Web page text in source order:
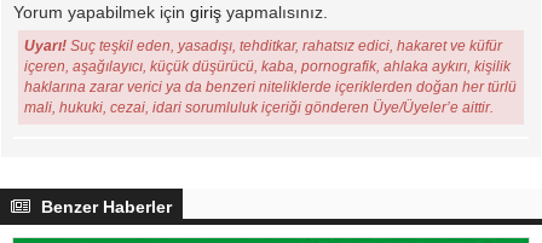
Yorum yapabilmek için giriş yapmalısınız.
Uyarı! Suç teşkil eden, yasadışı, tehditkar, rahatsız edici, hakaret ve küfür
içeren, aşağılayıcı, küçük düşürücü, kaba, pornografik, ahlaka aykırı, kişilik
haklarına zarar verici ya da benzeri niteliklerde içeriklerden doğan her türlü
mali, hukuki, cezai, idari sorumluluk içeriği gönderen Üye/Üyeler’e aittir.
Benzer Haberler